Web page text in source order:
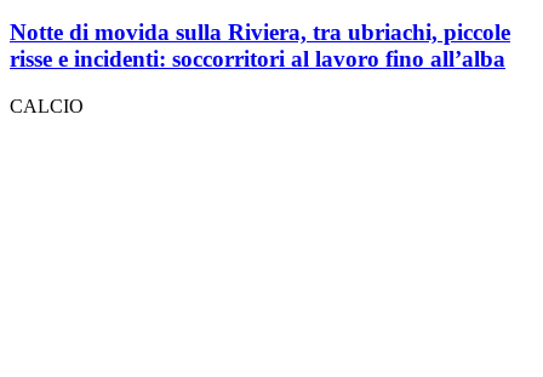
Notte di movida sulla Riviera, tra ubriachi, piccole
risse e incidenti: soccorritori al lavoro fino all’alba
CALCIO